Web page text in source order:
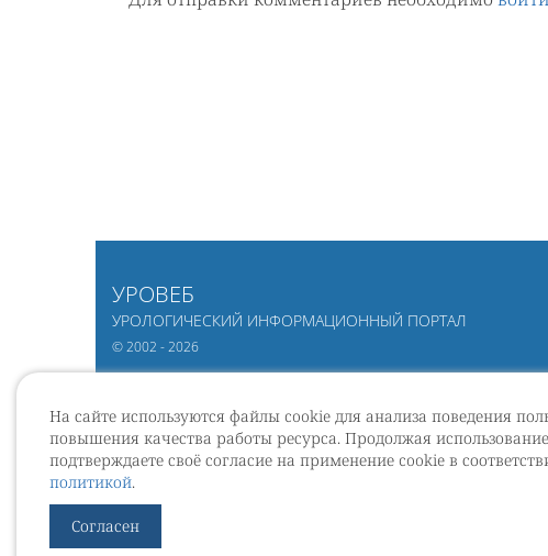
На сайте используются файлы cookie для анализа поведения
повышения качества работы ресурса. Продолжая
подтверждаете своё согласие на применение cookie в
политикой.
Согласен
УРОВЕБ
УРОЛОГИЧЕСКИЙ ИНФОРМАЦИОННЫЙ ПОРТАЛ
© 2002 - 2026